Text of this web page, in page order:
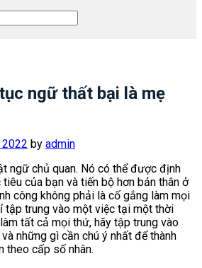
ngữ thất bại là mẹ
2022 by admin
ngữ chủ quan. Nó có thể được định
của bạn và tiến bộ hơn bản thân ở
công không phải là cố gắng làm mọi
tập trung vào một việc tại một thời
tất cả mọi thứ, hãy tập trung vào
những gì cần chú ý nhất để thành
theo cấp số nhân.